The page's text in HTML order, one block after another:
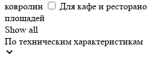
ковролин
Для кафе и
площадей
Show all
По техническим характеристикам